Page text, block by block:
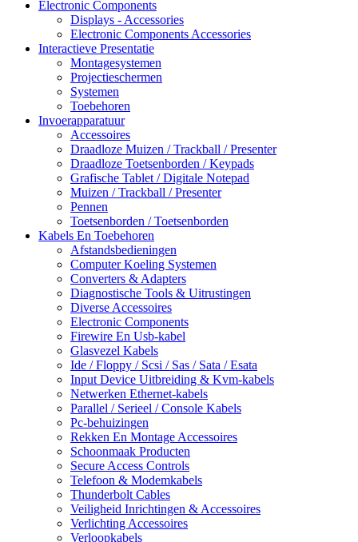
Electronic Components
Displays - Accessories
Electronic Components Accessories
Interactieve Presentatie
Montagesystemen
Projectieschermen
Systemen
Toebehoren
Invoerapparatuur
Accessoires
Draadloze Muizen / Trackball / Presenter
Draadloze Toetsenborden / Keypads
Grafische Tablet / Digitale Notepad
Muizen / Trackball / Presenter
Pennen
Toetsenborden / Toetsenborden
Kabels En Toebehoren
Afstandsbedieningen
Computer Koeling Systemen
Converters & Adapters
Diagnostische Tools & Uitrustingen
Diverse Accessoires
Electronic Components
Firewire En Usb-kabel
Glasvezel Kabels
Ide / Floppy / Scsi / Sas / Sata / Esata
Input Device Uitbreiding & Kvm-kabels
Netwerken Ethernet-kabels
Parallel / Serieel / Console Kabels
Pc-behuizingen
Rekken En Montage Accessoires
Schoonmaak Producten
Secure Access Controls
Telefoon & Modemkabels
Thunderbolt Cables
Veiligheid Inrichtingen & Accessoires
Verlichting Accessoires
Verloopkabels